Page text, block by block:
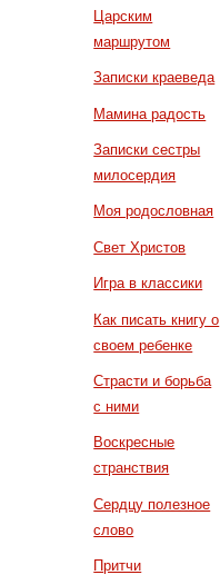
Царским
маршрутом
Записки краеведа
Мамина радость
Записки сестры
милосердия
Моя родословная
Свет Христов
Игра в классики
Как писать книгу о
своем ребенке
Страсти и борьба
с ними
Воскресные
странствия
Сердцу полезное
слово
Притчи